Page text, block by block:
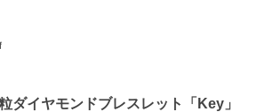
ダイヤモンドブレスレット「Key」